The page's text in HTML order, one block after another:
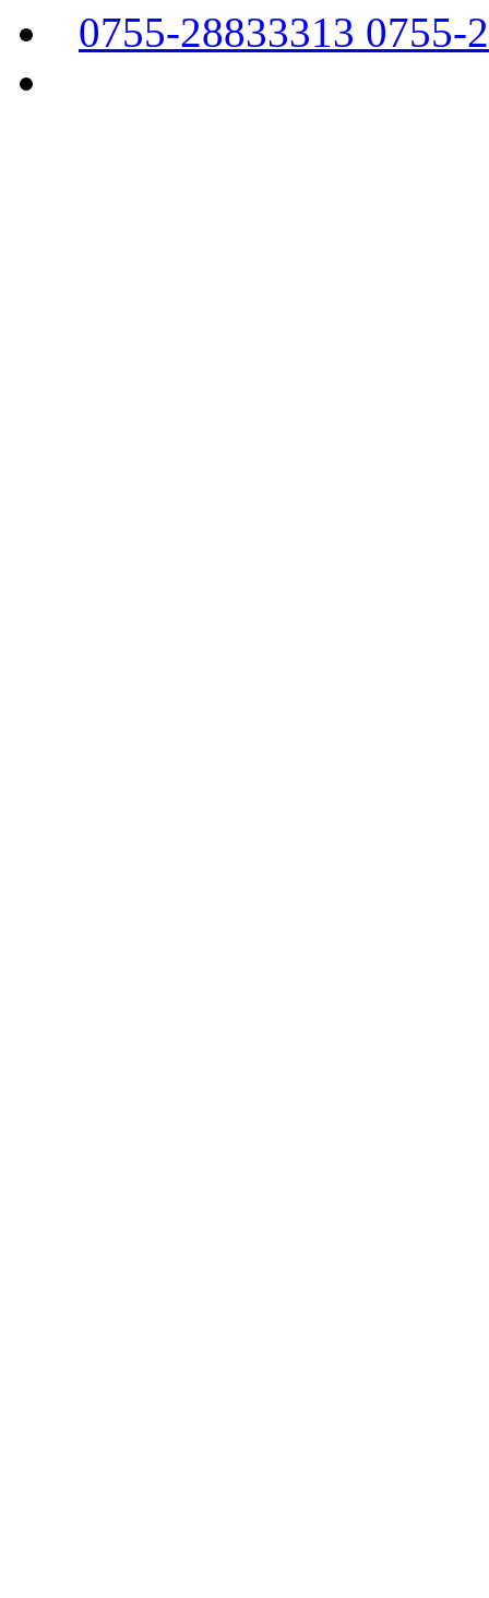
0755-28833313 0755-